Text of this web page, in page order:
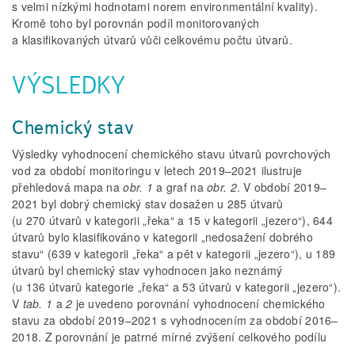
s velmi nízkými hodnotami norem environmentální kvality).
Kromě toho byl porovnán podíl monitorovaných
a klasifikovaných útvarů vůči celkovému počtu útvarů.
VÝSLEDKY
Chemický stav
Výsledky vyhodnocení chemického stavu útvarů povrchových
vod za období monitoringu v letech 2019–2021 ilustruje
přehledová mapa naobr. 1 a graf naobr. 2. V období 2019–
2021 byl dobrý chemický stav dosažen u 285 útvarů
(u 270 útvarů v kategorii „řeka“ a 15 v kategorii „jezero“), 644
útvarů bylo klasifikováno v kategorii „nedosažení dobrého
stavu“ (639 v kategorii „řeka“ a pět v kategorii „jezero“), u 189
útvarů byl chemický stav vyhodnocen jako neznámý
(u 136 útvarů kategorie „řeka“ a 53 útvarů v kategorii „jezero“).
V tab. 1 a2 je uvedeno porovnání vyhodnocení chemického
stavu za období 2019–2021 s vyhodnocením za období 2016–
2018. Z porovnání je patrné mírné zvýšení celkového podílu